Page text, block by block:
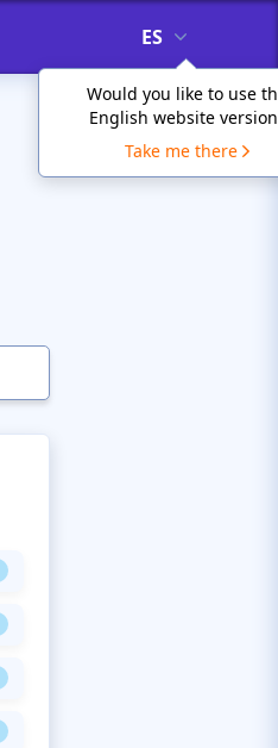
ES
Would you like to use
English website
Take me there